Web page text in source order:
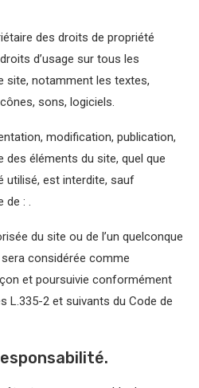
des droits de propriété
d’usage sur tous les
site, notamment les textes,
sons, logiciels.
modification, publication,
éléments du site, quel que
utilisé, est interdite, sauf
de : .
du site ou de l’un quelconque
considérée comme
et poursuivie conformément
L.335-2 et suivants du Code de